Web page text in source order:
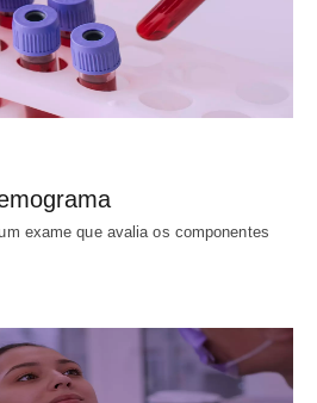
exame que avalia os componentes